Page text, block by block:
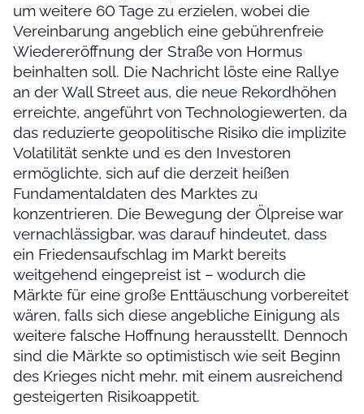
um weitere 60 Tage zu erzielen, wobei die
Vereinbarung angeblich eine gebührenfreie
Wiedereröffnung der Straße von Hormus
beinhalten soll. Die Nachricht löste eine Rallye
an der Wall Street aus, die neue Rekordhöhen
erreichte, angeführt von Technologiewerten, da
das reduzierte geopolitische Risiko die implizite
Volatilität senkte und es den Investoren
ermöglichte, sich auf die derzeit heißen
Fundamentaldaten des Marktes zu
konzentrieren. Die Bewegung der Ölpreise war
vernachlässigbar, was darauf hindeutet, dass
ein Friedensaufschlag im Markt bereits
weitgehend eingepreist ist – wodurch die
Märkte für eine große Enttäuschung vorbereitet
wären, falls sich diese angebliche Einigung als
weitere falsche Hoffnung herausstellt. Dennoch
sind die Märkte so optimistisch wie seit Beginn
des Krieges nicht mehr, mit einem ausreichend
gesteigerten Risikoappetit.